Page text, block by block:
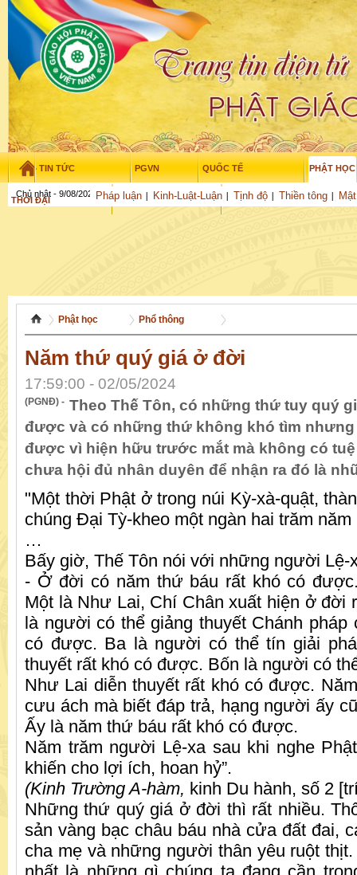
TIN TỨC PGVN QUỐC TẾ PHẬT HỌC
Pháp luận Kinh-Luật-Luận Tịnh độ Thiền tông
THỜI ĐẠI TUỔI TRẺ NGHIÊN CỨU
Chủ nhật - 9/08/2026 – 08 :24 : 15
Phật học Phổ thông
Năm thứ quý giá ở đời
17:59:00 - 02/05/2024
(PGNĐ) - Theo Thế Tôn, có những thứ tuy quý
được và có những thứ không khó tìm
được vì hiện hữu trước mắt mà không có
chưa hội đủ nhân duyên để nhận ra đó là
"Một thời Phật ở trong núi Kỳ-xà-quật,
chúng Đại Tỳ-kheo một ngàn hai trăm
…
Bấy giờ, Thế Tôn nói với những người Lệ-
- Ở đời có năm thứ báu rất khó có
Một là Như Lai, Chí Chân xuất hiện ở đời
là người có thể giảng thuyết Chánh
có được. Ba là người có thể tín giải
thuyết rất khó có được. Bốn là người có
Như Lai diễn thuyết rất khó có được.
cưu ách mà biết đáp trả, hạng người ấy
Ấy là năm thứ báu rất khó có được.
Năm trăm người Lệ-xa sau khi nghe
khiến cho lợi ích, hoan hỷ”.
(Kinh Trường A-hàm, kinh Du hành, số 2
Những thứ quý giá ở đời thì rất nhiều.
sản vàng bạc châu báu nhà cửa đất đai,
cha mẹ và những người thân yêu ruột